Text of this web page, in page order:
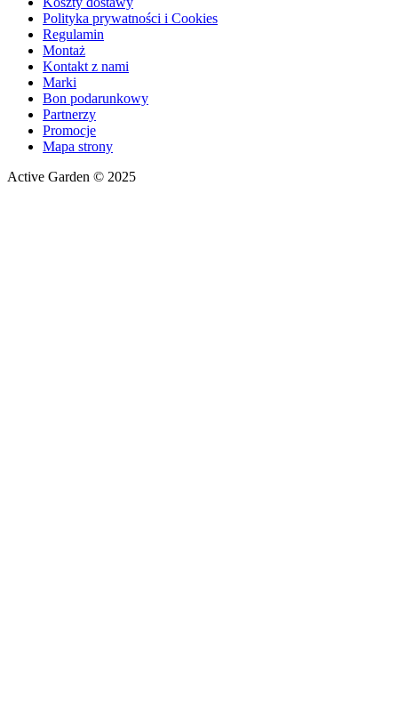
Polityka prywatności i Cookies
Regulamin
Montaż
Kontakt z nami
Marki
Bon podarunkowy
Partnerzy
Promocje
Mapa strony
Active Garden © 2025